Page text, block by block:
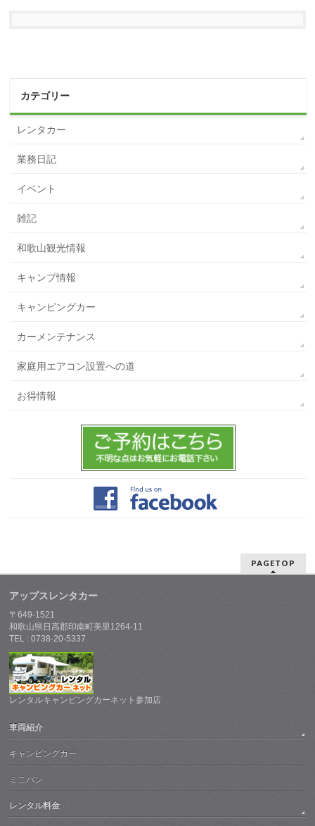
カテゴリー
レンタカー
業務日記
イベント
雑記
和歌山観光情報
キャンプ情報
キャンピングカー
カーメンテナンス
家庭用エアコン設置への道
お得情報
PAGETOP
アップスレンタカー
〒649-1521
和歌山県日高郡印南町美里1264-11
TEL : 0738-20-5337
レンタルキャンピングカーネット参加店
車両紹介
キャンピングカー
ミニバン
レンタル料金